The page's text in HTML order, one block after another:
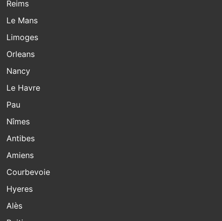
Reims
Le Mans
Limoges
Orleans
Nancy
Le Havre
Pau
Nîmes
Antibes
Amiens
Courbevoie
Hyeres
Alès